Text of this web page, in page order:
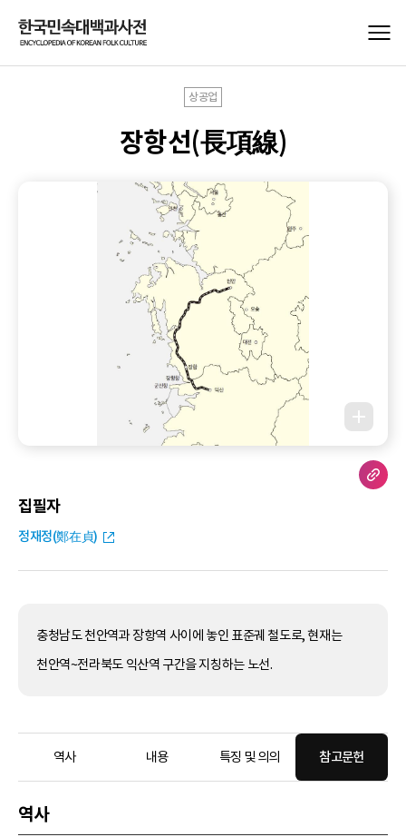
상공업
장항선(長項線)
집필자
정재정(鄭在貞)
충청남도 천안역과 장항역 사이에 놓인 표준궤 철도로, 현재는
천안역~전라북도 익산역 구간을 지칭하는 노선.
역사 내용 특징 및 의의 참고문헌
역사